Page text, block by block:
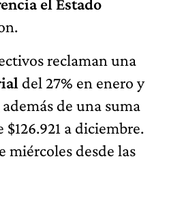
el Estado
reclaman una
del 27% en enero y
de una suma
a diciembre.
miércoles desde las